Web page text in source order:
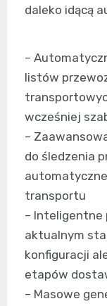
daleko idącą
–
listów
wcześniej
–
do śledzenia
transportu
– Inteligentne
aktualnym
konfiguracji
etapów
– Masowe